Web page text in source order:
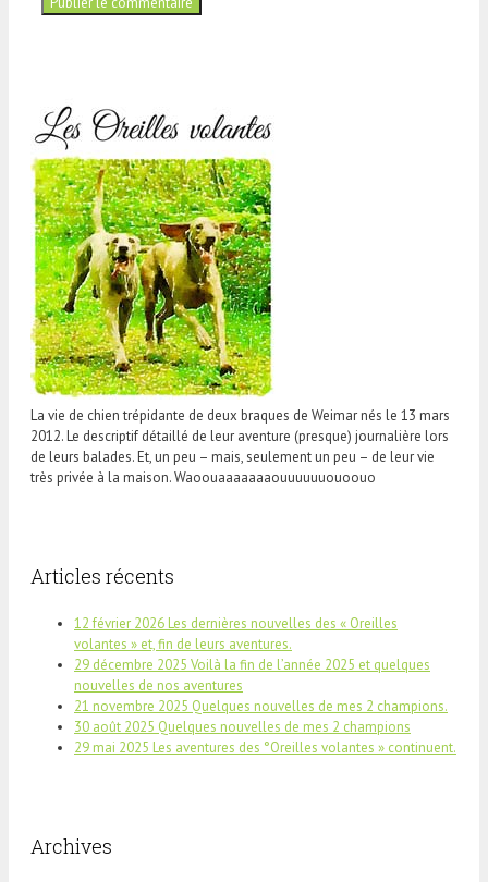
La vie de chien trépidante de deux braques de Weimar nés le 13 mars
2012. Le descriptif détaillé de leur aventure (presque) journalière lors
de leurs balades. Et, un peu – mais, seulement un peu – de leur vie
très privée à la maison. Waoouaaaaaaaouuuuuuouoouo
Articles récents
12 février 2026 Les dernières nouvelles des « Oreilles
volantes » et, fin de leurs aventures.
29 décembre 2025 Voilà la fin de l’année 2025 et quelques
nouvelles de nos aventures
21 novembre 2025 Quelques nouvelles de mes 2 champions.
30 août 2025 Quelques nouvelles de mes 2 champions
29 mai 2025 Les aventures des °Oreilles volantes » continuent.
Archives